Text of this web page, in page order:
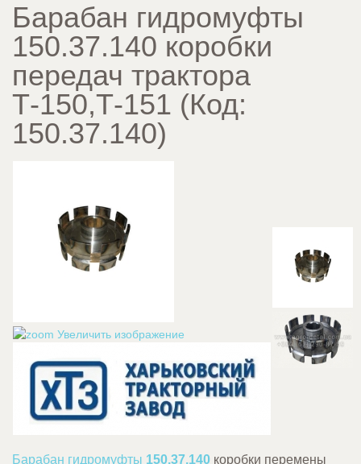
Барабан гидромуфты
150.37.140 коробки
передач трактора
Т-150,Т-151 (Код:
150.37.140)
Увеличить изображение
Барабан гидромуфты 150.37.140 коробки перемены